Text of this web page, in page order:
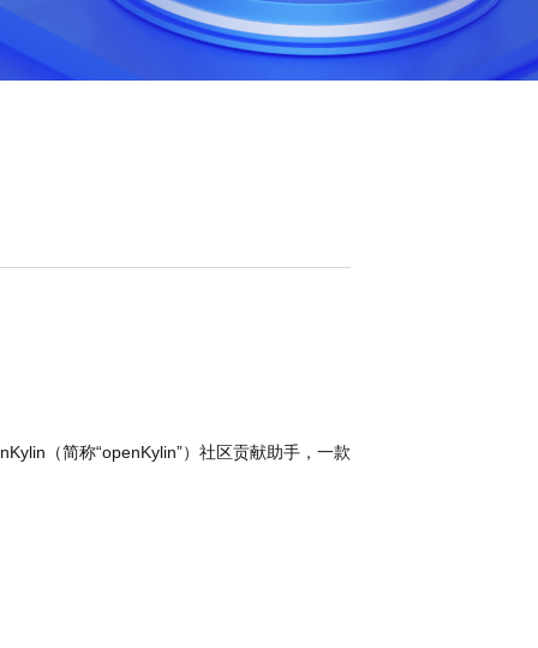
（简称“openKylin”）社区贡献助手，一款